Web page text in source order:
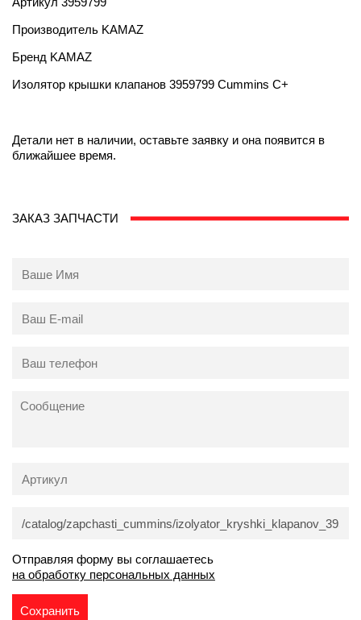
Производитель KAMAZ
Бренд KAMAZ
Изолятор крышки клапанов 3959799 Cummins C+
Детали нет в наличии, оставьте заявку и она появится в
ближайшее время.
ЗАКАЗ ЗАПЧАСТИ
Отправляя форму вы соглашаетесь
на обработку персональных данных